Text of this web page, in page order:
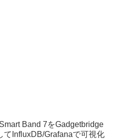
Band 7をGadgetbridge
てInfluxDB/Grafanaで可視化